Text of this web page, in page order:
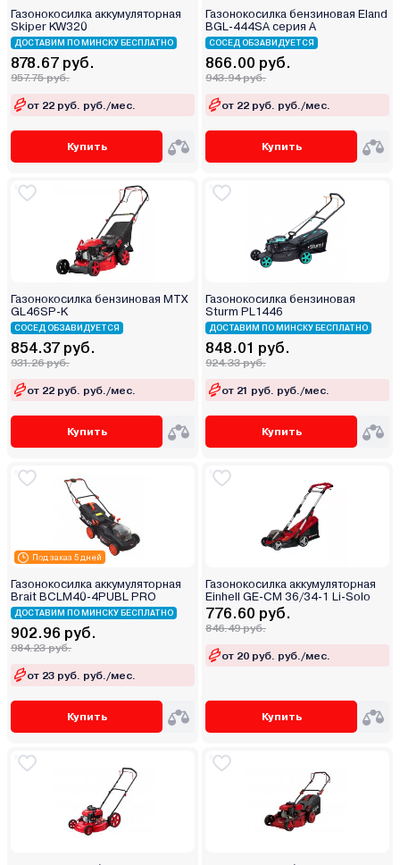
Газонокосилка аккумуляторная
Skiper KW320
ДОСТАВИМ ПО МИНСКУ БЕСПЛАТНО
878.67 руб.
957.75 руб.
от 22 руб. руб./мес.
Купить
Газонокосилка бензиновая Eland
BGL-444SA серия А
СОСЕД ОБЗАВИДУЕТСЯ
866.00 руб.
943.94 руб.
от 22 руб. руб./мес.
Купить
Газонокосилка бензиновая MTX
GL46SP-K
СОСЕД ОБЗАВИДУЕТСЯ
854.37 руб.
931.26 руб.
от 22 руб. руб./мес.
Купить
Газонокосилка бензиновая
Sturm PL1446
ДОСТАВИМ ПО МИНСКУ БЕСПЛАТНО
848.01 руб.
924.33 руб.
от 21 руб. руб./мес.
Купить
Под заказ 5 дней
Газонокосилка аккумуляторная
Brait BCLM40-4PUBL PRO
ДОСТАВИМ ПО МИНСКУ БЕСПЛАТНО
902.96 руб.
984.23 руб.
от 23 руб. руб./мес.
Купить
Газонокосилка аккумуляторная
Einhell GE-CM 36/34-1 Li-Solo
776.60 руб.
846.49 руб.
от 20 руб. руб./мес.
Купить